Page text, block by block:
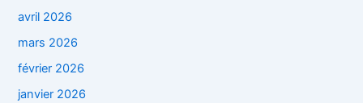
avril 2026
mars 2026
février 2026
janvier 2026